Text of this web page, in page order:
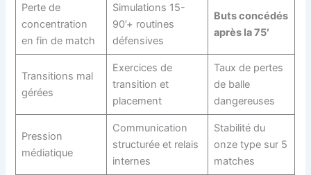
Perte de
concentration
en fin de match
Simulations 15-
90’+ routines
défensives
Buts concédés
après la 75′
Transitions mal
gérées
Exercices de
transition et
placement
Taux de pertes
de balle
dangereuses
Pression
médiatique
Communication
structurée et relais
internes
Stabilité du
onze type sur 5
matches